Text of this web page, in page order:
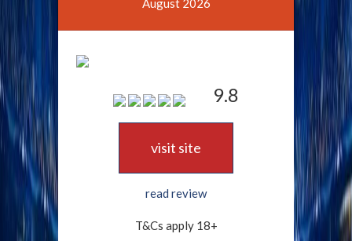
August 2026
9.8
visit site
read review
T&Cs apply 18+